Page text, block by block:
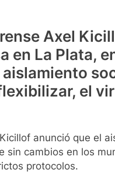
Axel
en La Plata,
el
anunció que el
sin cambios en los
protocolos.